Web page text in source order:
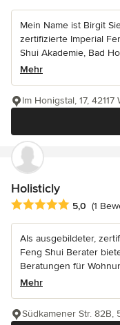
Mein Name ist Birgit
zertifizierte Imperial
Shui Akademie, Bad
Mehr
Im Honigstal, 17, 42117
Holisticly
Durchschnittliche
5,0 (1
Als ausgebildeter,
Feng Shui Berater
Beratungen für
Mehr
Südkamener Str. 82B,